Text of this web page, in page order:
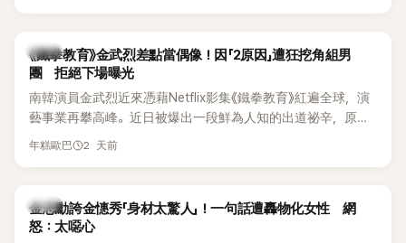
員身分出道，該團在 2000 年代初期紅極一時，由李智惠、徐
智英兩位女成員，以及張錫炫、Chris Kim 兩位男成員組成。不
過後來爆出長達四年的團內霸凌風波，甚至傳出徐智英母親對
李智惠言語辱罵、動手等爭議，最終團體於 2002 年解散。 團
體解散後，李智惠轉型 solo，靠著綜藝與歌唱實力持續活躍演
藝圈。據悉，她當年能加入 S#arp，也與 李尚敏 的賞識有關。
感情方面，李智惠於 2017 年與圈外男友結婚，婚後育有兩個
目，她經營的 YouTube 頻道也即將突破百萬訂閱，近年內容深
受網友喜愛，再度迎來事業第二春。
韓星
《鐵拳教育》金武烈差點當偶像！因「2原因」遭狂挖角組男
團 拒絕下場曝光
南韓演員金武烈近來憑藉Netflix影集《鐵拳教育》紅遍全球，演
藝事業再攀高峰。近日被爆出一段鮮為人知的出道祕辛，原來
他當年差點不是以演員身分出道，而是成為男團偶像的一員。
年糕歐巴 2 天前
韓星
金志勳誇金憓秀「身材太驚人」！一句話遭轟物化女性 網
怒：太噁心